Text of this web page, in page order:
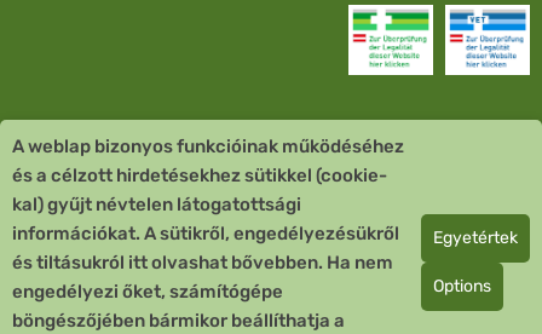
Vevőszolgálat
Quick Links
Fizetési mód
A weblap bizonyos funkcióinak működéséhez
és a célzott hirdetésekhez sütikkel (cookie-
kal) gyűjt névtelen látogatottsági
információkat. A sütikről, engedélyezésükről
és tiltásukról itt olvashat bővebben. Ha nem
engedélyezi őket, számítógépe
böngészőjében bármikor beállíthatja a
Egyetértek
Options